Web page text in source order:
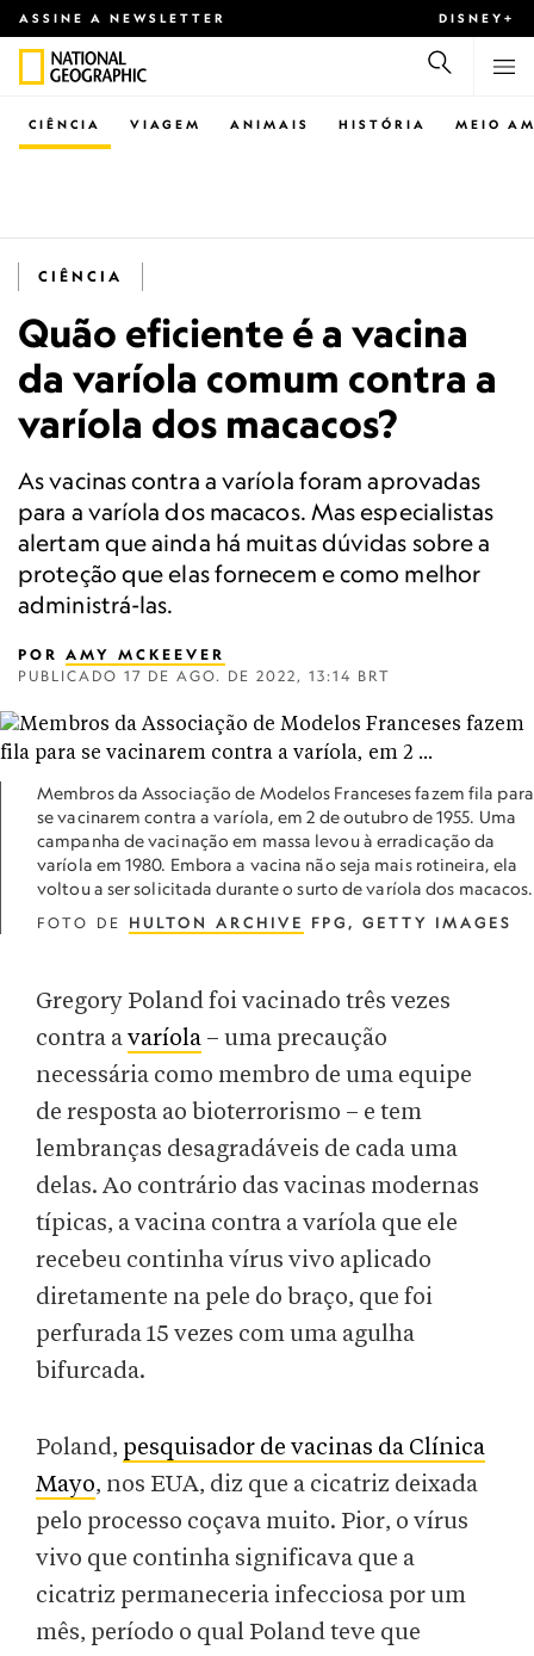
ASSINE A NEWSLETTER DISNEY+
CIÊNCIA VIAGEM ANIMAIS HISTÓRIA MEIO
CIÊNCIA
Quão eficiente é a vacina
da varíola comum contra a
varíola dos macacos?
As vacinas contra a varíola foram aprovadas
para a varíola dos macacos. Mas especialistas
alertam que ainda há muitas dúvidas sobre a
proteção que elas fornecem e como melhor
administrá-las.
POR AMY MCKEEVER
PUBLICADO 17 DE AGO. DE 2022, 13:14 BRT
Membros da Associação de Modelos Franceses fazem fila para
se vacinarem contra a varíola, em 2 de outubro de 1955. Uma
campanha de vacinação em massa levou à erradicação da
varíola em 1980. Embora a vacina não seja mais rotineira, ela
voltou a ser solicitada durante o surto de varíola dos macacos.
FOTO DE HULTON ARCHIVE FPG, GETTY IMAGES
Gregory Poland foi vacinado três vezes
contra avaríola – uma precaução
necessária como membro de uma equipe
de resposta ao bioterrorismo – e tem
lembranças desagradáveis ​​de cada uma
delas. Ao contrário das vacinas modernas
típicas, a vacina contra a varíola que ele
recebeu continha vírus vivo aplicado
diretamente na pele do braço, que foi
perfurada 15 vezes com uma agulha
bifurcada.
Poland, pesquisador de vacinas da Clínica
Mayo, nos EUA, diz que a cicatriz deixada
pelo processo coçava muito. Pior, o vírus
vivo que continha significava que a
cicatriz permaneceria infecciosa por um
mês, período o qual Poland teve que